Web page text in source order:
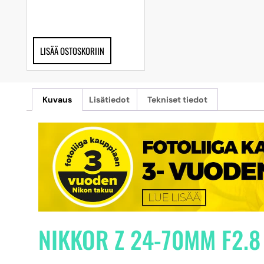
LISÄÄ OSTOSKORIIN
Kuvaus Lisätiedot Tekniset tiedot
NIKKOR Z 24-70MM